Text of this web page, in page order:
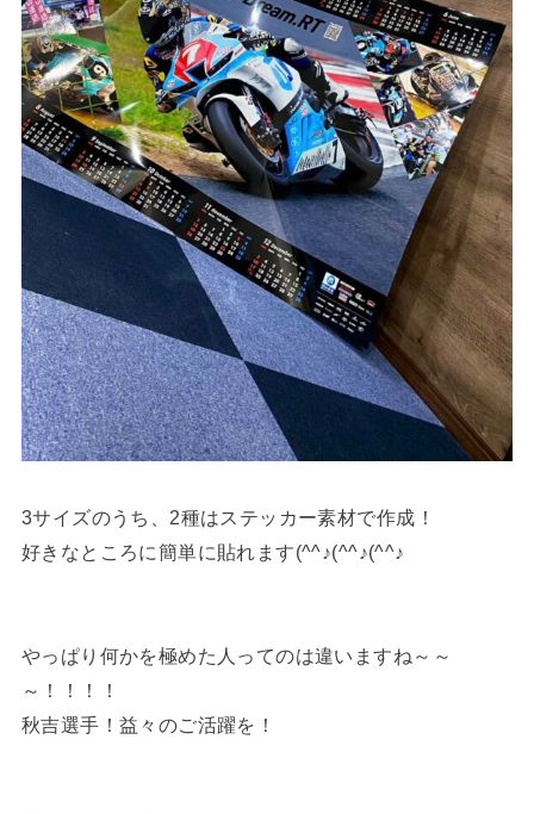
3サイズのうち、2種はステッカー素材で作成！
好きなところに簡単に貼れます(^^♪(^^♪(^^♪
やっぱり何かを極めた人ってのは違いますね～～
～！！！！
秋吉選手！益々のご活躍を！